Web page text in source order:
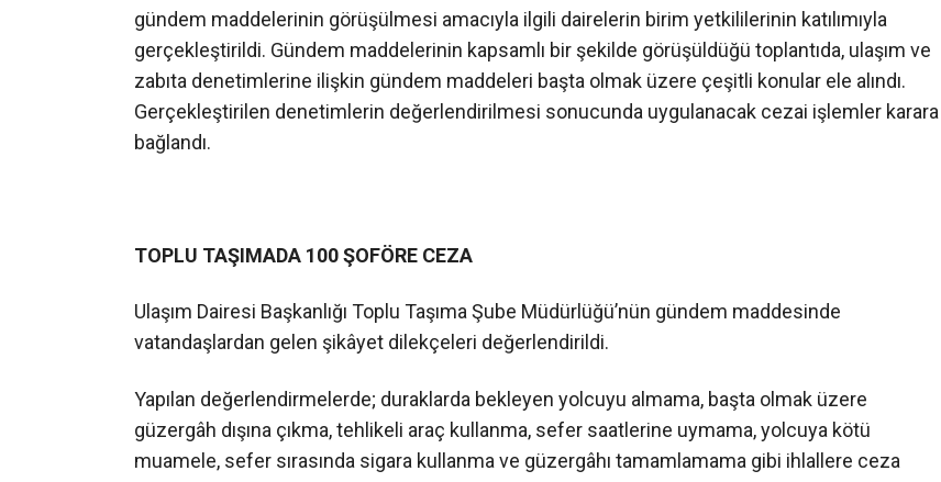
gündem maddelerinin görüşülmesi amacıyla ilgili dairelerin birim yetkililerinin katılımıyla
gerçekleştirildi. Gündem maddelerinin kapsamlı bir şekilde görüşüldüğü toplantıda, ulaşım ve
zabıta denetimlerine ilişkin gündem maddeleri başta olmak üzere çeşitli konular ele alındı.
Gerçekleştirilen denetimlerin değerlendirilmesi sonucunda uygulanacak cezai işlemler karara
bağlandı.
TOPLU TAŞIMADA 100 ŞOFÖRE CEZA
Ulaşım Dairesi Başkanlığı Toplu Taşıma Şube Müdürlüğü’nün gündem maddesinde
vatandaşlardan gelen şikâyet dilekçeleri değerlendirildi.
Yapılan değerlendirmelerde; duraklarda bekleyen yolcuyu almama, başta olmak üzere
güzergâh dışına çıkma, tehlikeli araç kullanma, sefer saatlerine uymama, yolcuya kötü
muamele, sefer sırasında sigara kullanma ve güzergâhı tamamlamama gibi ihlallere ceza